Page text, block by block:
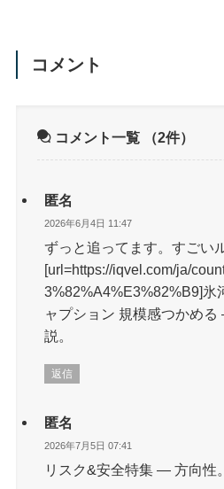
コメント
コメント一覧 （2件）
匿名
2026年6月4日 11:47
ずっと追ってます。すごい
[url=https://iqvel.com/ja/
3%82%A4%E3%82%B9]氷
ャプション 規模感つかめ
説。
返信
匿名
2026年7月5日 07:41
リスク&安全特集 — 方向性。